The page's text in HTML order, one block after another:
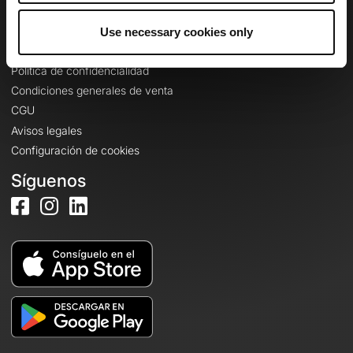
Use necessary cookies only
Política de confidencialidad
Condiciones generales de venta
CGU
Avisos legales
Configuración de cookies
Síguenos